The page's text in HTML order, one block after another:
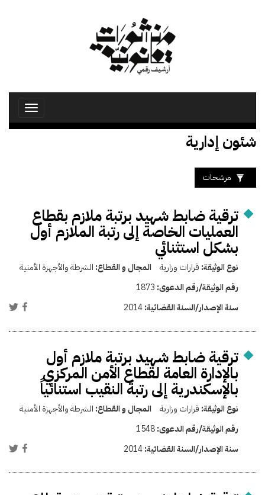
Toggle
شئون إدارية
مرشحات
ترقية ضابط شهيد برتبة ملازم بقطاع
العمليات الخاصة إلى رتبة الملازم أول
بشكل استثنائي
نوع الوثيقة: قرارات وزارية المجال و القطاع: الشرطة والأجهزة الأمنية
رقم الوثيقة/رقم الدعوى: 1873
سنة الإصدار/السنة القضائية:2014
ترقية ضابط شهيد برتبة ملازم أول
بالإدارة العامة لقطاع الأمن المركزي
بالإسكندرية إلى رتبة النقيب استنائياً
نوع الوثيقة: قرارات وزارية المجال و القطاع: الشرطة والأجهزة الأمنية
رقم الوثيقة/رقم الدعوى:1548
سنة الإصدار/السنة القضائية:2014